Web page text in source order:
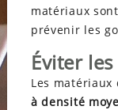
matériaux
prévenir les
Éviter
Les matériaux
à densité